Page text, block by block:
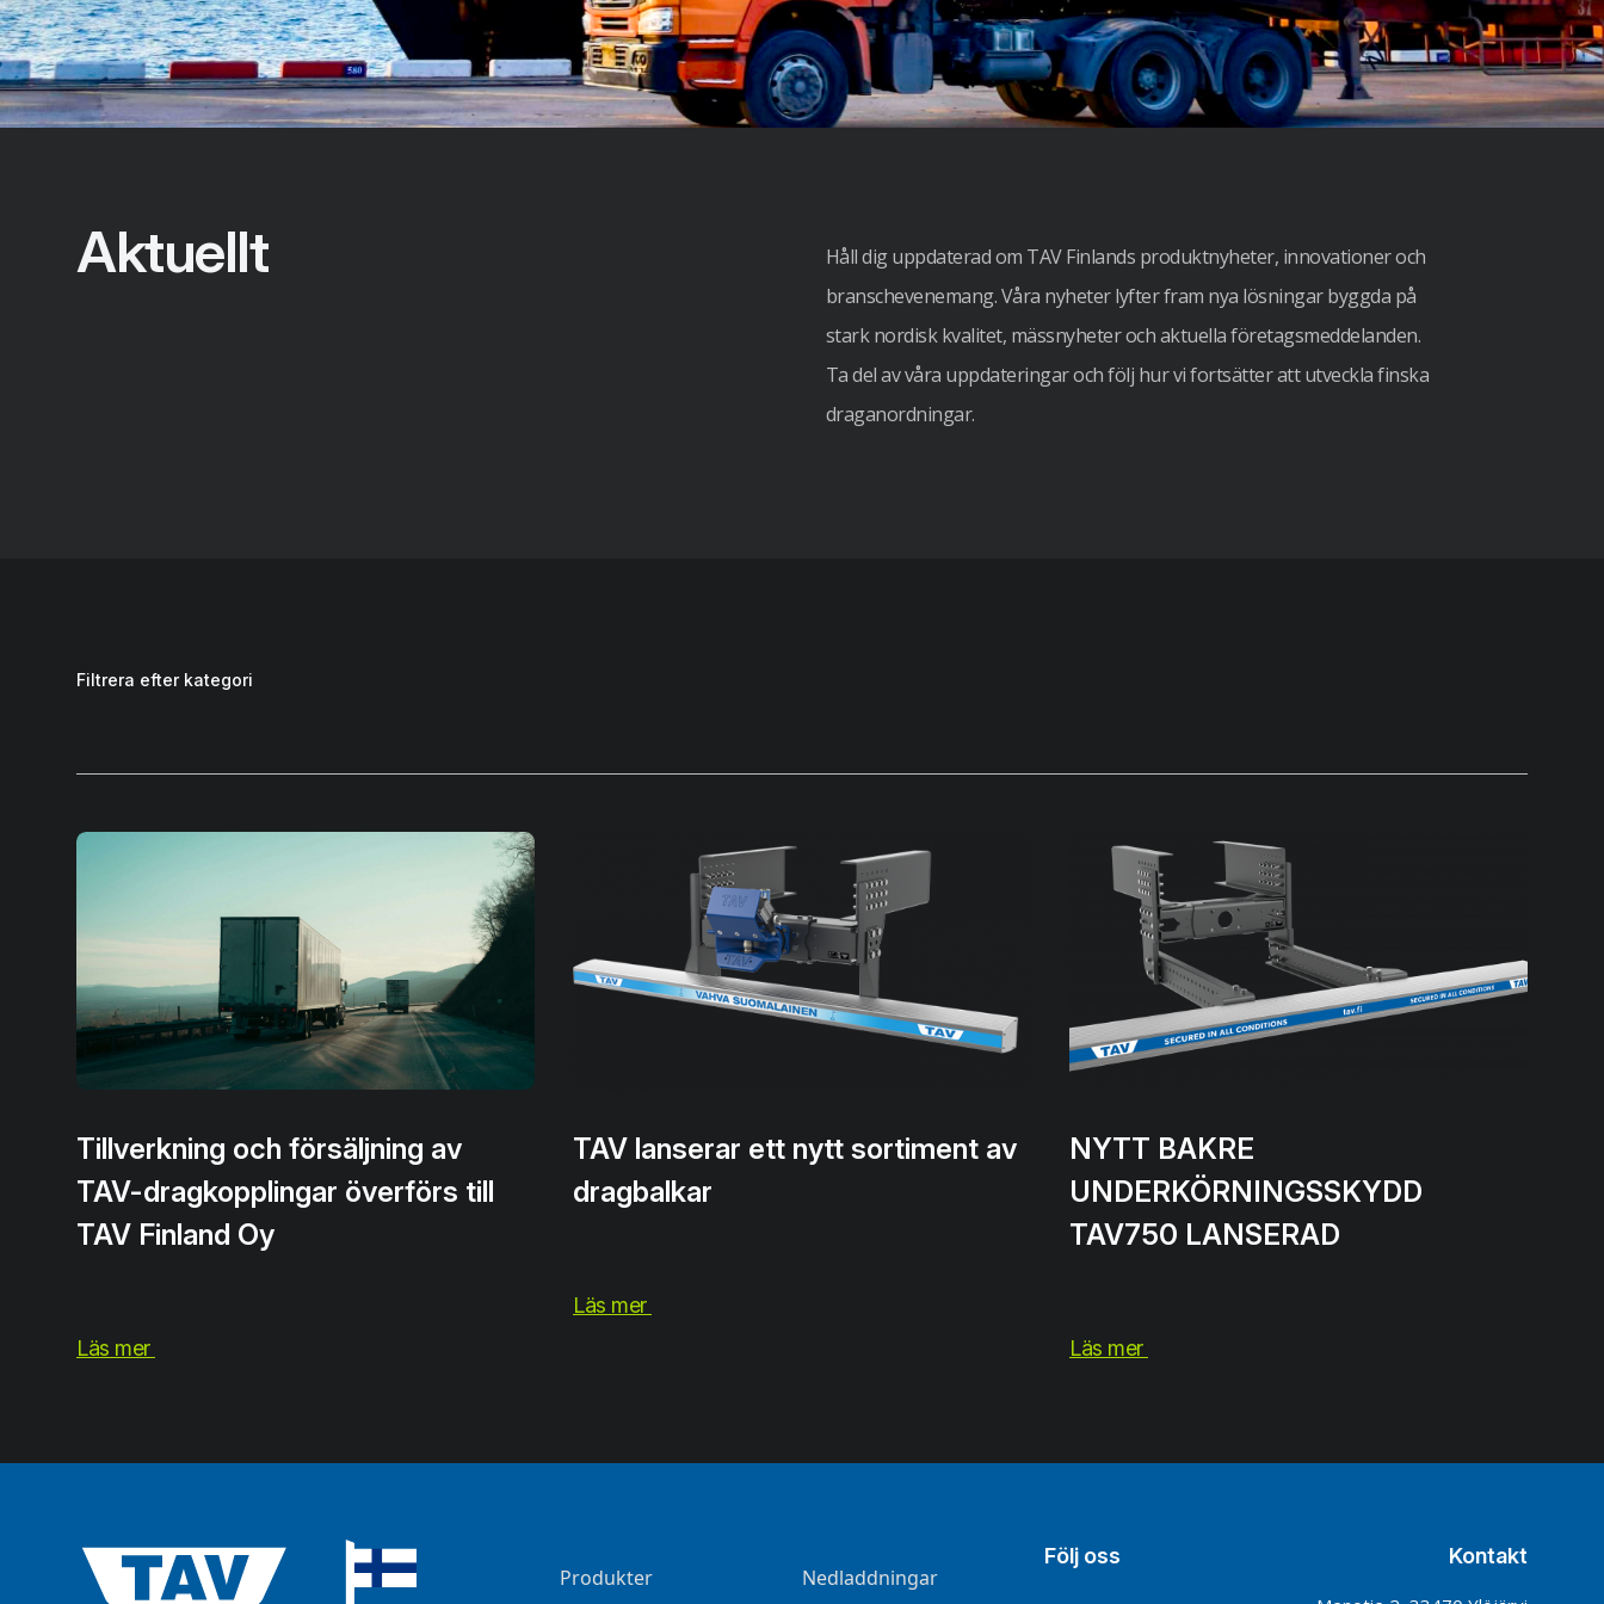
Aktuellt
Håll dig uppdaterad om TAV Finlands produktnyheter, innovationer och
branschevenemang. Våra nyheter lyfter fram nya lösningar byggda på
stark nordisk kvalitet, mässnyheter och aktuella företagsmeddelanden.
Ta del av våra uppdateringar och följ hur vi fortsätter att utveckla finska
draganordningar.
Filtrera efter kategori
Tillverkning och försäljning av
TAV-dragkopplingar överförs till
TAV Finland Oy
Läs mer
TAV lanserar ett nytt sortiment av
dragbalkar
Läs mer
NYTT BAKRE
UNDERKÖRNINGSSKYDD
TAV750 LANSERAD
Läs mer
Produkter
Nedladdningar
Följ oss Kontakt